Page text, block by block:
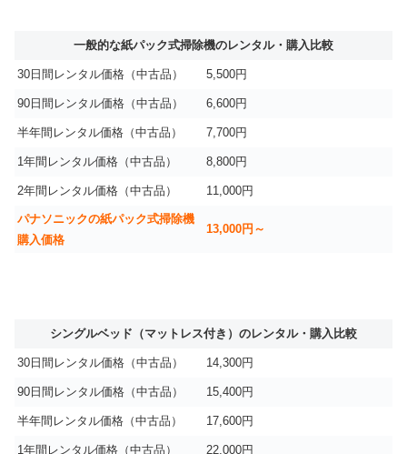
一般的な紙パック式掃除機のレンタル・購入比較
30日間レンタル価格（中古品） 5,500円
90日間レンタル価格（中古品） 6,600円
半年間レンタル価格（中古品） 7,700円
1年間レンタル価格（中古品） 8,800円
2年間レンタル価格（中古品） 11,000円
パナソニックの紙パック式掃除機
購入価格
13,000円～
シングルベッド（マットレス付き）のレンタル・購入比較
30日間レンタル価格（中古品） 14,300円
90日間レンタル価格（中古品） 15,400円
半年間レンタル価格（中古品） 17,600円
1年間レンタル価格（中古品） 22,000円